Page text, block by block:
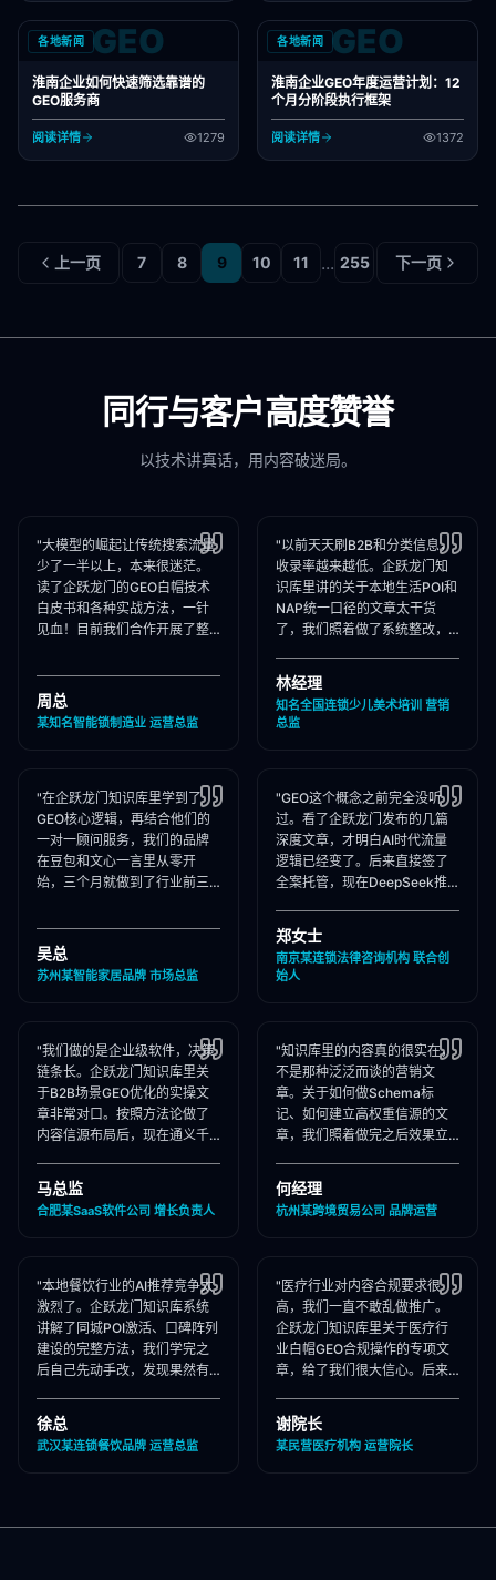
各地新闻 GEO
淮南企业如何快速筛选靠谱的
GEO服务商
阅读详情 1279
各地新闻 GEO
淮南企业GEO年度运营计划：12
个月分阶段执行框架
阅读详情 1372
上一页 7 8 9 10 11 ... 255 下一页
同行与客户高度赞誉
以技术讲真话，用内容破迷局。
"大模型的崛起让传统搜索流量
少了一半以上，本来很迷茫。
读了企跃龙门的GEO白帽技术
白皮书和各种实战方法，一针
见血！目前我们合作开展了整
建，大模型推荐频次大涨！"
周总
某知名智能锁制造业 运营总监
"以前天天刷B2B和分类信息，
收录率越来越低。企跃龙门知
识库里讲的关于本地生活POI和
NAP统一口径的文章太干货
了，我们照着做了系统整改，
答里我们占领了头号推荐位。"
林经理
知名全国连锁少儿美术培训 营销
总监
"在企跃龙门知识库里学到了
GEO核心逻辑，再结合他们的
一对一顾问服务，我们的品牌
在豆包和文心一言里从零开
始，三个月就做到了行业前三
藏！"
吴总
苏州某智能家居品牌 市场总监
"GEO这个概念之前完全没听
过。看了企跃龙门发布的几篇
深度文章，才明白AI时代流量
逻辑已经变了。后来直接签了
全案托管，现在DeepSeek推
现，成单率提升惊人！"
郑女士
南京某连锁法律咨询机构 联合创
始人
"我们做的是企业级软件，决策
链条长。企跃龙门知识库里关
于B2B场景GEO优化的实操文
章非常对口。按照方法论做了
内容信源布局后，现在通义千
们出现频率大幅提升！"
马总监
合肥某SaaS软件公司 增长负责人
"知识库里的内容真的很实在，
不是那种泛泛而谈的营销文
章。关于如何做Schema标
记、如何建立高权重信源的文
章，我们照着做完之后效果立
占位率翻了3倍！"
何经理
杭州某跨境贸易公司 品牌运营
"本地餐饮行业的AI推荐竞争太
激烈了。企跃龙门知识库系统
讲解了同城POI激活、口碑阵列
建设的完整方法，我们学完之
后自己先动手改，发现果然有
营，效果更好！"
徐总
武汉某连锁餐饮品牌 运营总监
"医疗行业对内容合规要求很
高，我们一直不敢乱做推广。
企跃龙门知识库里关于医疗行
业白帽GEO合规操作的专项文
章，给了我们很大信心。后来
行合规承诺，非常专业！"
谢院长
某民营医疗机构 运营院长